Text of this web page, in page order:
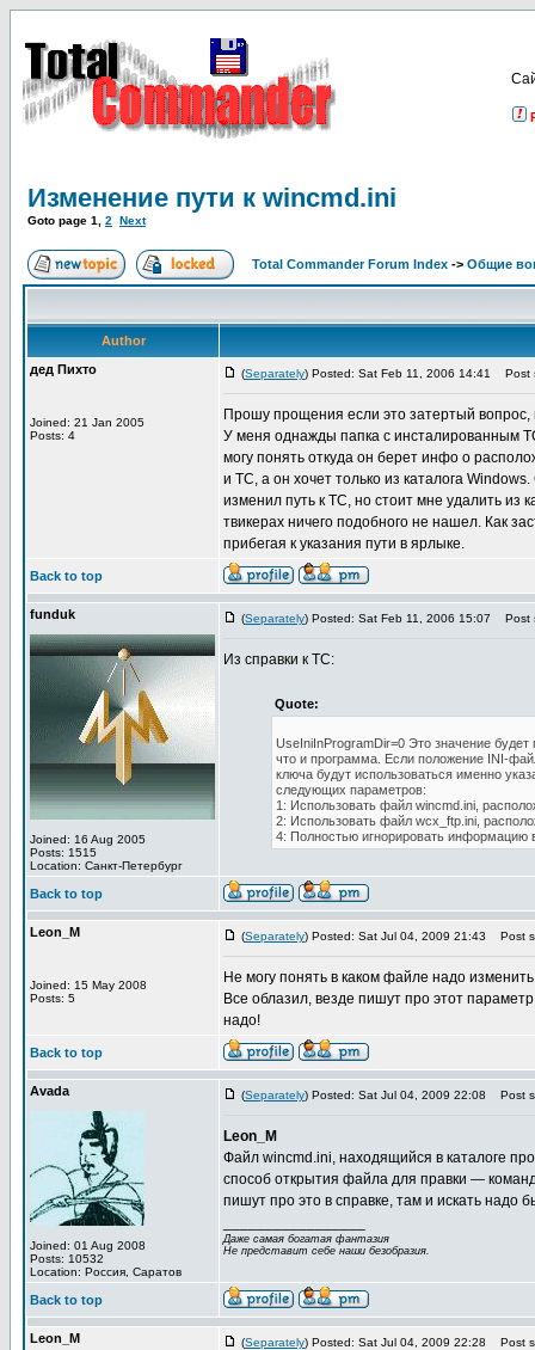
Изменение пути к wincmd.ini
Goto page 1 2 Next
Total Commander Forum Index -> Общие
Author
дед Пихто
Joined: 21 Jan 2005
Posts: 4
(Separately) Posted: Sat Feb 11, 2006 14:41 Post
Прошу прощения если это затертый вопрос,
У меня однажды папка с инсталированным
могу понять откуда он берет инфо о
и ТС, а он хочет только из каталога
изменил путь к ТС, но стоит мне удалить из
твикерах ничего подобного не нашел. Как
прибегая к указания пути в ярлыке.
Back to top
funduk
Joined: 16 Aug 2005
Posts: 1515
Location: Санкт-Петербург
(Separately) Posted: Sat Feb 11, 2006 15:07 Post
Из справки к TC:
Quote:
UseIniInProgramDir=0 Это значение
что и программа. Если положение INI-
ключа будут использоваться именно
следующих параметров:
1: Использовать файл wincmd.ini,
2: Использовать файл wcx_ftp.ini,
4: Полностью игнорировать информацию
Back to top
Leon_M
Joined: 15 May 2008
Posts: 5
(Separately) Posted: Sat Jul 04, 2009 21:43 Post
Не могу понять в каком файле надо
Все облазил, везде пишут про этот
надо!
Back to top
Avada
Joined: 01 Aug 2008
Posts: 10532
Location: Россия, Саратов
(Separately) Posted: Sat Jul 04, 2009 22:08 Post
Leon_M
Файл wincmd.ini, находящийся в каталоге
способ открытия файла для правки —
пишут про это в справке, там и искать надо
Даже самая богатая фантазия
Не представит себе наши безобразия.
Back to top
Leon_M (Separately) Posted: Sat Jul 04, 2009 22:28 Post